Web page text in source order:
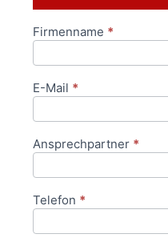
Anfrageformular
Firmenname *
E-Mail *
Ansprechpartner *
Telefon *